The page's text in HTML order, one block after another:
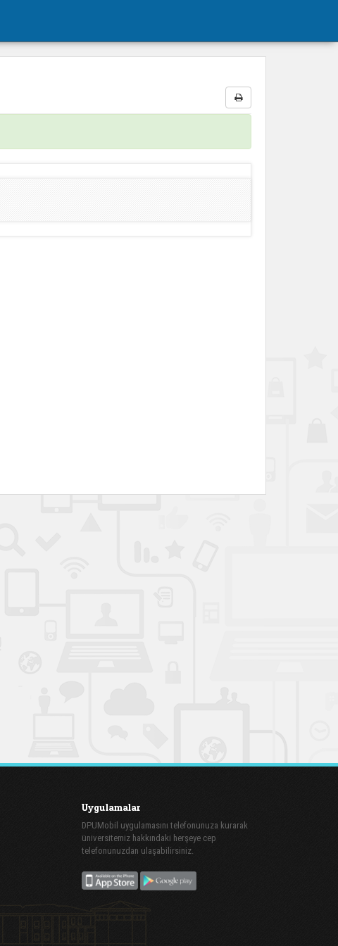
Uygulamalar
DPUMobil uygulamasını telefonunuza kurarak
üniversitemiz hakkındaki herşeye cep
telefonunuzdan ulaşabilirsiniz.